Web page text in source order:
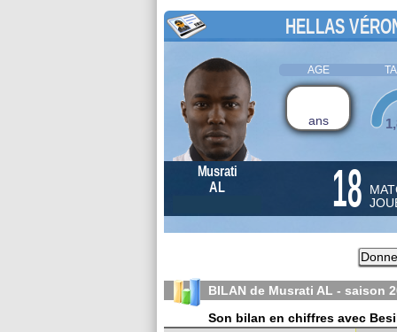
HELLAS
AGE
ans
Musrati
AL
18
BILAN de Musrati AL - saison
Son bilan en chiffres avec